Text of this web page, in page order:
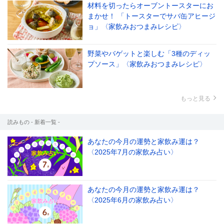
材料を切ったらオーブントースターにお
まかせ！ 「トースターでサバ缶アヒージ
ョ」〈家飲みおつまみレシピ〉
野菜やバゲットと楽しむ「3種のディッ
プソース」〈家飲みおつまみレシピ〉
もっと見る
読みもの - 新着一覧 -
あなたの今月の運勢と家飲み運は？
〈2025年7月の家飲み占い〉
あなたの今月の運勢と家飲み運は？
〈2025年6月の家飲み占い〉